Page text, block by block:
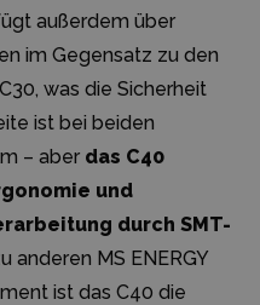
außerdem über
im Gegensatz zu den
was die Sicherheit
ist bei beiden
– aber das C40
und
durch SMT-
anderen MS ENERGY
ist das C40 die